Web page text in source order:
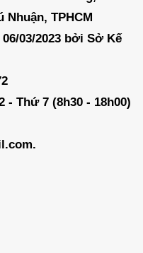
Nhuận, TPHCM
06/03/2023 bởi Sở Kế
Thứ 7 (8h30 - 18h00)
.